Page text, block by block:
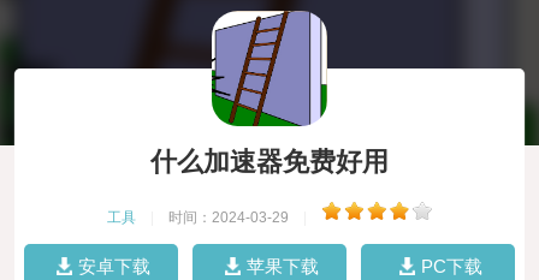
什么加速器免费好用
工具 时间：2024-03-29
安卓下载 苹果下载 PC下载